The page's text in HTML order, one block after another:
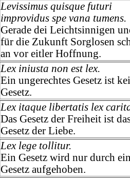
Levissimus quisque futuri
improvidus spe vana tumens.
Gerade dei Leichtsinnigen
für die Zukunft Sorglosen
an vor eitler Hoffnung.
Lex iniusta non est lex.
Ein ungerechtes Gesetz ist
Gesetz.
Lex itaque libertatis lex
Das Gesetz der Freiheit ist
Gesetz der Liebe.
Lex lege tollitur.
Ein Gesetz wird nur durch
Gesetz aufgehoben.